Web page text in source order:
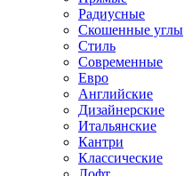
Радиусные
Скошенные углы
Стиль
Современные
Евро
Английские
Дизайнерские
Итальянские
Кантри
Классические